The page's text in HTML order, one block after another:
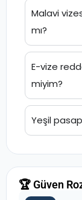
Malavi
mı?
E-vize
miyim?
Yeşil
🏆 Güven